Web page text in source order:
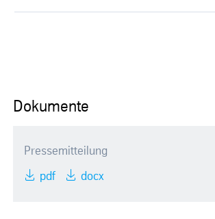
Dokumente
Pressemitteilung
pdf docx